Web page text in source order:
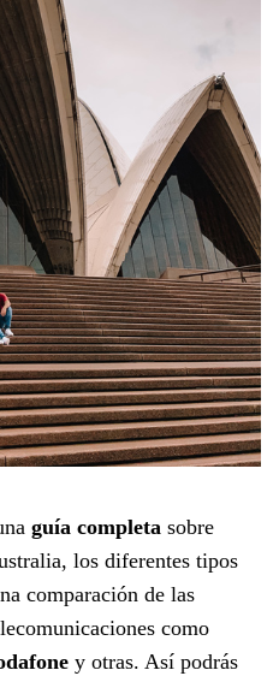
guía completa sobre
los diferentes tipos
comparación de las
como
y otras. Así podrás